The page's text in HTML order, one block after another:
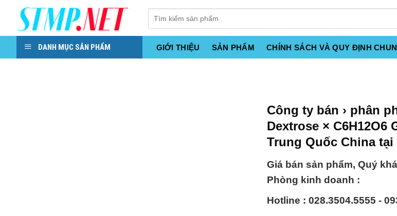
content
DANH MỤC SẢN PHẨM GIỚI THIỆU SẢN PHẨM CHÍNH SÁCH VÀ QUY ĐỊNH
Công ty bán › phân
Dextrose × C6H12O6
Trung Quốc China tại
Giá bán sản phẩm, Quý
Phòng kinh doanh :
Hotline : 028.3504.5555 -